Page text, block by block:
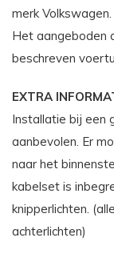
merk Volkswagen.
Het aangeboden
beschreven
EXTRA
Installatie bij een
aanbevolen. Er
naar het
kabelset is
knipperlichten.
achterlichten)